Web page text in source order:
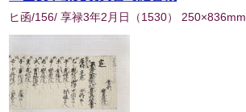
ヒ函/156/ 享禄3年2月日 （1530） 250×836mm